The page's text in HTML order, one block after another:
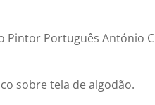
Pintor Português António
sobre tela de algodão.